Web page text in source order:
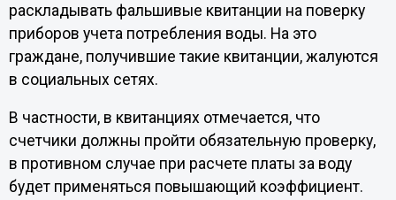
раскладывать фальшивые квитанции на поверку
приборов учета потребления воды. На это
граждане, получившие такие квитанции, жалуются
в социальных сетях.
В частности, в квитанциях отмечается, что
счетчики должны пройти обязательную проверку,
в противном случае при расчете платы за воду
будет применяться повышающий коэффициент.